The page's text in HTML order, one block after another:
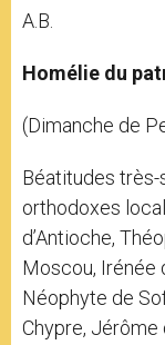
A.B.
Homélie du
(Dimanche de
Béatitudes
orthodoxes
d’Antioche,
Moscou, Irénée
Néophyte de
Chypre, Jérôme